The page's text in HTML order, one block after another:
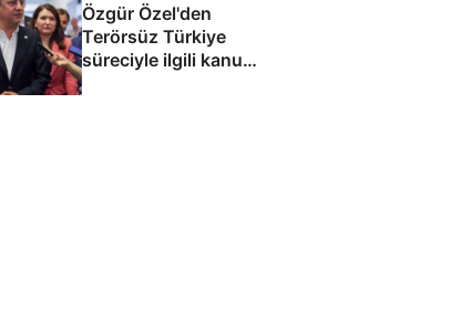
Özgür Özel'den
Terörsüz Türkiye
süreciyle ilgili kanun
teklifine: İmza atma